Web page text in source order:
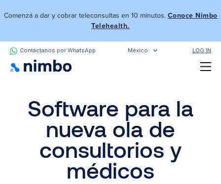
Comenzá a dar y cobrar teleconsultas en 10 minutos. Conoce Nimbo
Telehealth.
Contáctanos por WhatsApp México LOG IN
Software para la
nueva ola de
consultorios y
médicos